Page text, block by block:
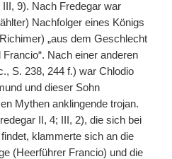
9). Nach Fredegar war
Nachfolger eines Königs
„aus dem Geschlecht
Nach einer anderen
S. 238, 244 f.) war Chlodio
und dieser Sohn
Mythen anklingende trojan.
II, 4; III, 2), die sich bei
klammerte sich an die
(Heerführer Francio) und die